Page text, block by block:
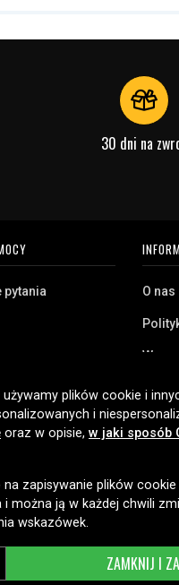
30 dni na
pytania
posiadam?
O nas
Pliki
plików cookie i
i
oraz w opisie, w jaki sposób
zapisywanie plików
można ją w każdej chwili
wskazówek.
ZAMKNIJ I